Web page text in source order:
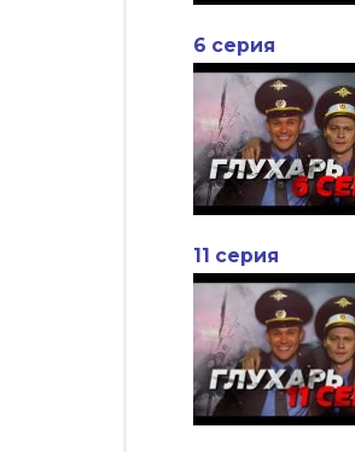
6 серия
11 серия